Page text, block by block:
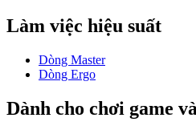
Làm việc hiệu suất
Dòng Master
Dòng Ergo
Dành cho chơi game